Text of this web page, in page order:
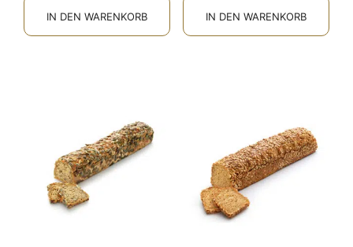
IN DEN WARENKORB IN DEN WARENKORB